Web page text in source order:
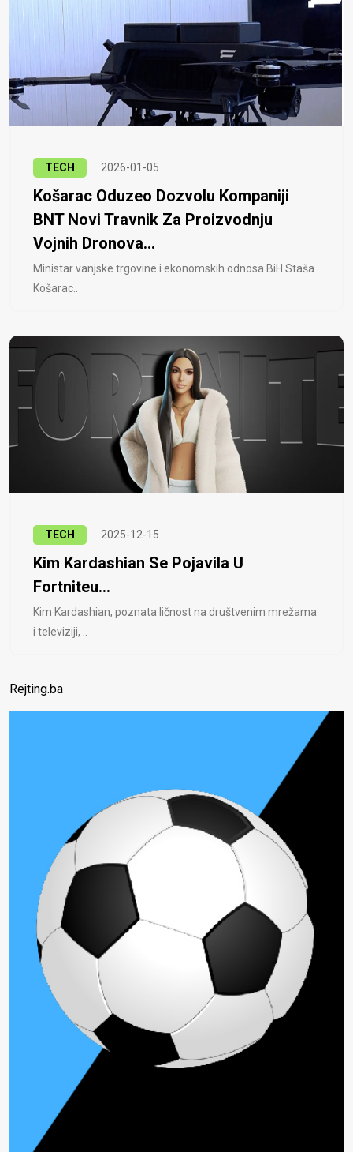
TECH 2026-01-05
Košarac Oduzeo Dozvolu Kompaniji
BNT Novi Travnik Za Proizvodnju
Vojnih Dronova...
Ministar vanjske trgovine i ekonomskih odnosa BiH Staša
Košarac..
TECH 2025-12-15
Kim Kardashian Se Pojavila U
Fortniteu...
Kim Kardashian, poznata ličnost na društvenim mrežama
i televiziji, ..
Rejting.ba